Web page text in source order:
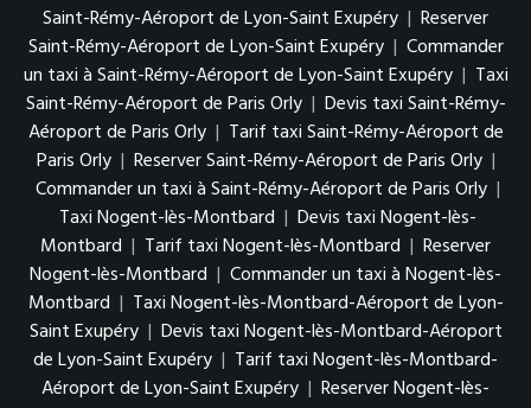
Saint-Rémy-Aéroport de Lyon-Saint Exupéry | Reserver
Saint-Rémy-Aéroport de Lyon-Saint Exupéry | Commander
un taxi à Saint-Rémy-Aéroport de Lyon-Saint Exupéry | Taxi
Saint-Rémy-Aéroport de Paris Orly | Devis taxi Saint-Rémy-
Aéroport de Paris Orly | Tarif taxi Saint-Rémy-Aéroport de
Paris Orly | Reserver Saint-Rémy-Aéroport de Paris Orly |
Commander un taxi à Saint-Rémy-Aéroport de Paris Orly |
Taxi Nogent-lès-Montbard | Devis taxi Nogent-lès-
Montbard | Tarif taxi Nogent-lès-Montbard | Reserver
Nogent-lès-Montbard | Commander un taxi à Nogent-lès-
Montbard | Taxi Nogent-lès-Montbard-Aéroport de Lyon-
Saint Exupéry | Devis taxi Nogent-lès-Montbard-Aéroport
de Lyon-Saint Exupéry | Tarif taxi Nogent-lès-Montbard-
Aéroport de Lyon-Saint Exupéry | Reserver Nogent-lès-